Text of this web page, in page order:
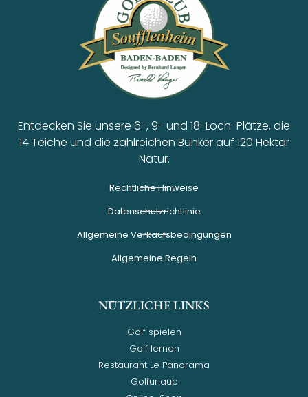
Entdecken Sie unsere 6-, 9- und 18-Loch-Plätze, die
14 Teiche und die zahlreichen Bunker auf 120 Hektar
Natur.
Rechtliche Hinweise
Datenschutzrichtlinie
Allgemeine Verkaufsbedingungen
Allgemeine Regeln
NÜTZLICHE LINKS
Golf spielen
Golf lernen
Restaurant Le Panorama
Golfurlaub